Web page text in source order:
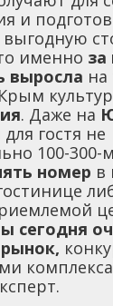
и
выгодную
именно за
выросла
. Даже на
для гостя не
100-300-
номер в
сегодня